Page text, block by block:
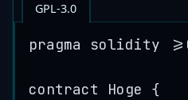
GPL-3.0
pragma solidity
contract Hoge {